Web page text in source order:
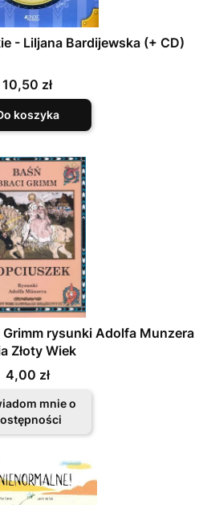
- Liljana Bardijewska (+ CD)
Cena
10,50 zł
koszyka
rysunki Adolfa Munzera
Złoty Wiek
Cena
4,00 zł
mnie o